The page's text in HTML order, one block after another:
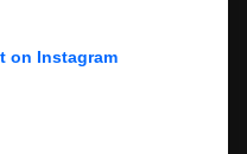
on Instagram